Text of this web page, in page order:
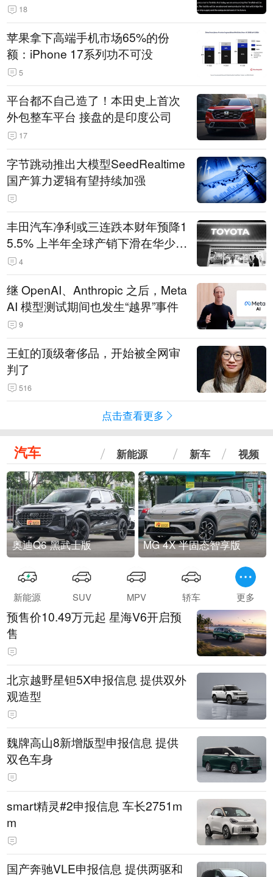
回美国
18
苹果拿下高端手机市场65%的份
额：iPhone 17系列功不可没
5
平台都不自己造了！本田史上首次
外包整车平台 接盘的是印度公司
17
字节跳动推出大模型SeedRealtime
国产算力逻辑有望持续加强
丰田汽车净利或三连跌本财年预降1
5.5% 上半年全球产销下滑在华少卖
14.3万辆
4
继 OpenAI、Anthropic 之后，Meta
AI 模型测试期间也发生“越界”事件
9
王虹的顶级奢侈品，开始被全网审
判了
516
点击查看更多
汽车 新能源 新车 视频
奥迪Q6 黑武士版 MG 4X 半固态智享版
新能源 SUV MPV 轿车 更多
预售价10.49万元起 星海V6开启预
售
北京越野星钽5X申报信息 提供双外
观造型
魏牌高山8新增版型申报信息 提供
双色车身
smart精灵#2申报信息 车长2751m
m
国产奔驰VLE申报信息 提供两驱和